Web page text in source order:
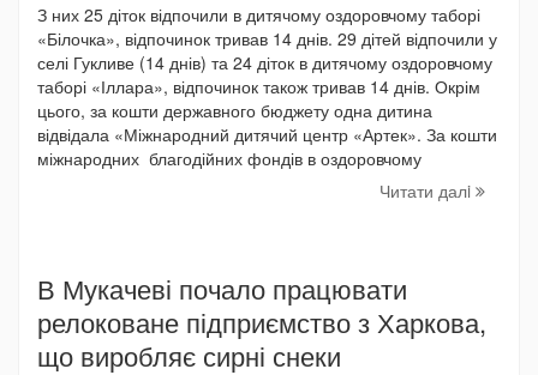
З них 25 діток відпочили в дитячому оздоровчому таборі
«Білочка», відпочинок тривав 14 днів. 29 дітей відпочили у
селі Гукливе (14 днів) та 24 діток в дитячому оздоровчому
таборі «Іллара», відпочинок також тривав 14 днів. Окрім
цього, за кошти державного бюджету одна дитина
відвідала «Міжнародний дитячий центр «Артек». За кошти
міжнародних благодійних фондів в оздоровчому
Читати далi
В Мукачеві почало працювати
релоковане підприємство з Харкова,
що виробляє сирні снеки